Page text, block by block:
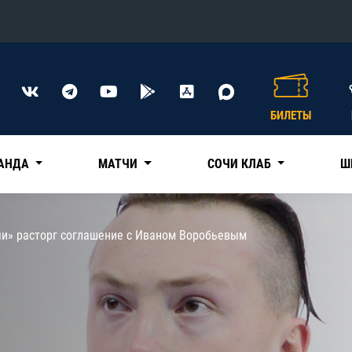
Конференция «Восток»
Трактор
Дивизион Чернышева
БИЛЕТЫ
МАТЧИ СОЧИ КЛАБ
расторг соглашение с Иваном Воробьевым